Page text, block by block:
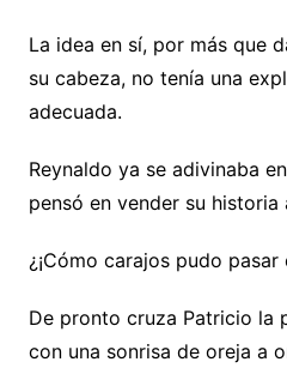
La idea en sí, por más que
su cabeza, no tenía una
adecuada.
Reynaldo ya se adivinaba
pensó en vender su historia
¿¡Cómo carajos pudo pasar
De pronto cruza Patricio la
con una sonrisa de oreja a